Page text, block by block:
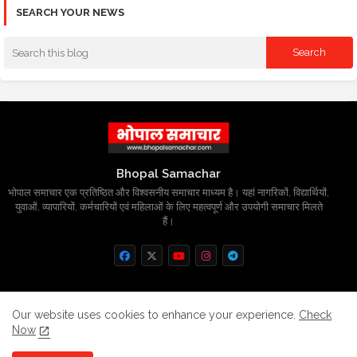
SEARCH YOUR NEWS
Bhopal Samachar
भोपाल समाचार एक प्रतिष्ठित और विश्वसनीय समाचार माध्यम है। यहां नागरिकों, विद्यार्थियों,
युवाओं, व्यापारियों, कर्मचारियों एवं महिलाओं के लिए महत्वपूर्ण और उपयोगी समाचार मिलते
हैं।
Home About Contact us
Privacy Policy
Our website uses cookies to enhance your experience. Check
Now